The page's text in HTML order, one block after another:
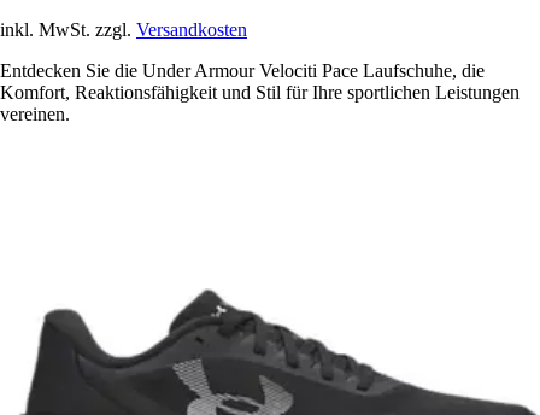
inkl. MwSt. zzgl. Versandkosten
Entdecken Sie die Under Armour Velociti Pace Laufschuhe, die
Komfort, Reaktionsfähigkeit und Stil für Ihre sportlichen Leistungen
vereinen.